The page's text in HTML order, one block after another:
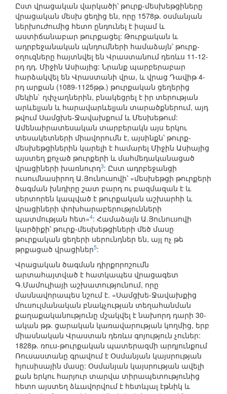
Ըստ վրացական վարկածի՝ թուրք-մեսխեթցիները
վրացական մեսխ ցեղից են, որը 1578թ. օսմանյան
ներխուժումից հետո ընդունել է իսլամ և
աստիճանաբար թուրքացել: Թուրքական և
ադրբեջանական պնդումների համաձայն՝ թուրք-
օղուզները հայտնվել են Վրաստանում դեռևս 11-12-
րդ դդ. Միջին Ասիայից: Նրանք պարբերաբար
հարձակվել են Վրաստանի վրա, և վրաց Դավիթ 4-
րդ արքան (1089-1125թթ.) թուրքական ցեղերից
մեկին` ղփչաղներին, բնակեցրել է իր տերության
արևելյան և հարավարևելյան տարածքներում, այդ
թվում Սամցխե-Ջավախքում և Մեսխեթում:
Ամենաիրատեսական տարբերակն այս երկու
տեսակետների միավորումն է, այսինքն՝ թուրք-
մեսխեթցիներին կարելի է համարել Միջին Ասիայից
այստեղ քոչած թուրքերի և մահմեդականացած
վրացիների խառնուրդ3: Ըստ ադրբեջանցի
ուսումնասիրող Ա.Յունուսովի՝ «մեսխեթցի թուրքերի
ծագման խնդիրը շատ բարդ ու բազմազան է և
սերտորեն կապված է թուրքական աշխարհի և
վրացիների փոխհարաբերությունների
պատմության հետ»4: Համաձայն Ա.Յունուսովի
կարծիքի՝ թուրք-մեսխեթցիների մեծ մասը
թուրքական ցեղերի սերունդներ են, այլ ոչ թե
թրքացած վրացիներ5:
Վրացական ծագման դիրքորոշումն
արտահայտված է հատկապես վրացագետ
Գ.Մամուլիայի աշխատությունում, որը
մասնավորապես նշում է. «Սամցխե-Ջավախքից
մուսուլմանական բնակչության տեղահանման
քաղաքականությունը մշակվել է նախորդ դարի 30-
ական թթ. ցարական կառավարության կողմից, երբ
միասնական Վրաստան դեռևս գոյություն չուներ:
1828թ. ռուս-թուրքական պատերազմի արդյունքում
Ռուսաստանը գրավում է Օսմանյան կայսրության
հյուսիսային մասը: Օսմանյան կայսրության ավելի
քան երկու հարյուր տարվա տիրապետությունից
հետո այստեղ ձևավորվում է հետևյալ էթնիկ և